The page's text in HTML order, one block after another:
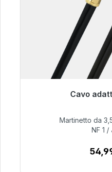
Cavo
Pronto per la
Martinetto da
NF 1 /